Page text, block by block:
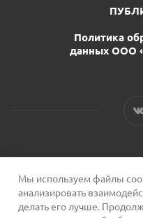
Политика
данных ООО
2026 ©
Мы используем файлы
анализировать
делать его лучше.